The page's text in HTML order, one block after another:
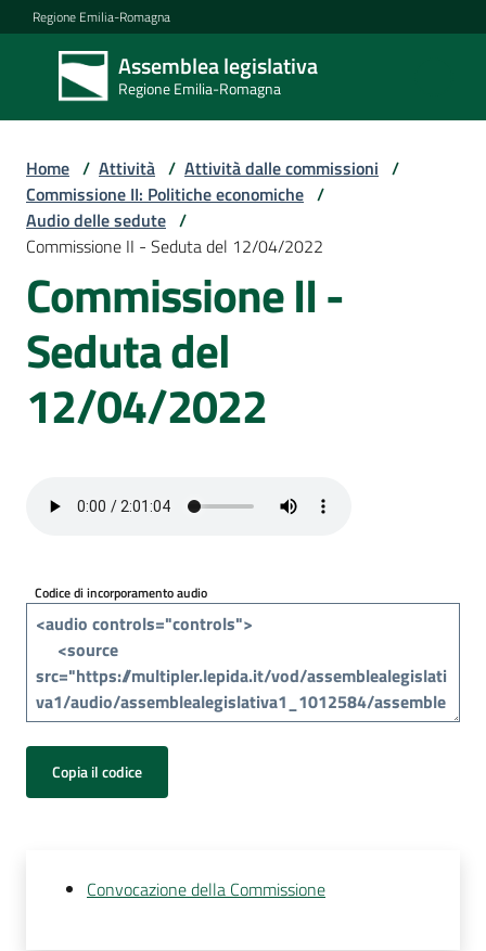
Vai al contenuto
Vai alla navigazione
Vai al footer
Regione Emilia-Romagna
Assemblea legislativa
Regione Emilia-Romagna
Assemblea
legislativa
Regione Emilia-
Assemblea
Attività
Argomenti
Per
cittadini
Home / Attività / Attività dalle commissioni /
Commissione II: Politiche economiche /
Audio delle sedute /
Commissione II - Seduta del 12/04/2022
Commissione II -
Seduta del
12/04/2022
Codice di incorporamento audio
Copia il codice
Convocazione della Commissione